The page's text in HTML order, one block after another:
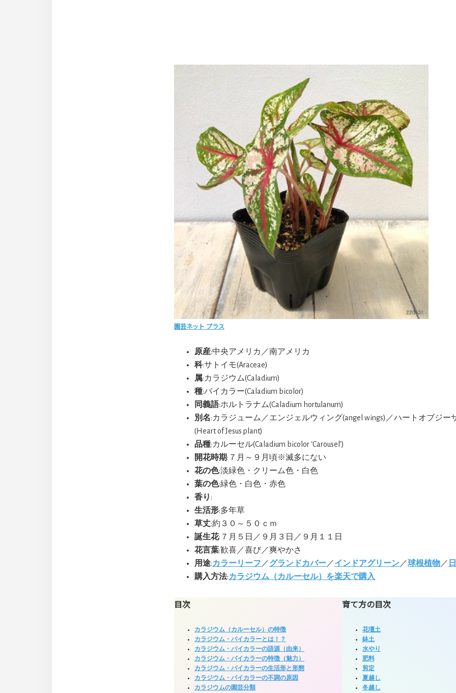
園芸ネット プラス
原産:中央アメリカ／南アメリカ
科:サトイモ(Araceae)
属:カラジウム(Caladium)
種:バイカラー(Caladium bicolor)
同義語:ホルトラナム(Caladium hortulanum)
別名:カラジューム／エンジェルウィング(angel wings)／ハートオブジー
(Heart of Jesus plant)
品種:カルーセル(Caladium bicolor ‘Carousel’)
開花時期:７月～９月頃※滅多にない
花の色:淡緑色・クリーム色・白色
葉の色:緑色・白色・赤色
香り :
生活形:多年草
草丈:約３０～５０ｃｍ
誕生花:７月５日／９月３日／９月１１日
花言葉:歓喜／喜び／爽やかさ
用途:カラーリーフ ／グランドカバー ／インドアグリーン ／球根植物 ／
購入方法:カラジウム（カルーセル）を楽天で購入
目次
カラジウム（カルーセル）の特徴
カラジウム・バイカラーとは！？
カラジウム・バイカラーの語源（由来）
カラジウム・バイカラーの特徴（魅力）
カラジウム・バイカラーの生活形と形態
カラジウム・バイカラーの不調の原因
カラジウムの園芸分類
育て方の目次
花壇土
鉢土
水やり
肥料
剪定
夏越し
冬越し